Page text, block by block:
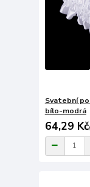
Svatební
bílo-modrá
64,29 Kč/